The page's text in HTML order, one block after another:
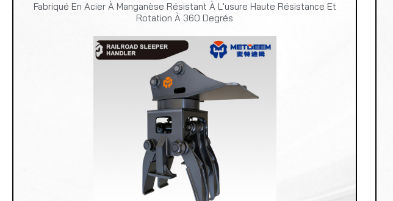
Fabriqué En Acier À Manganèse Résistant À L'usure Haute Résistance Et
Rotation À 360 Degrés